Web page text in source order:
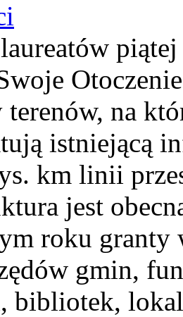
terenów, na
istniejącą
km linii
jest
roku granty
gmin,
bibliotek,